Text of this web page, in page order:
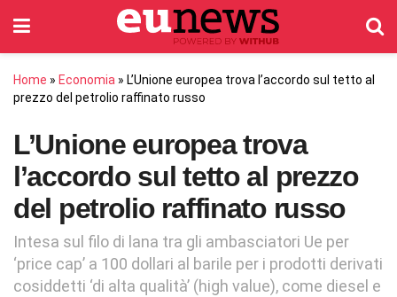
Home » Economia » L’Unione europea trova l’accordo sul tetto al
prezzo del petrolio raffinato russo
L’Unione europea trova
l’accordo sul tetto al prezzo
del petrolio raffinato russo
Intesa sul filo di lana tra gli ambasciatori Ue per
‘price cap’ a 100 dollari al barile per i prodotti derivati
cosiddetti ‘di alta qualità’ (high value), come diesel e